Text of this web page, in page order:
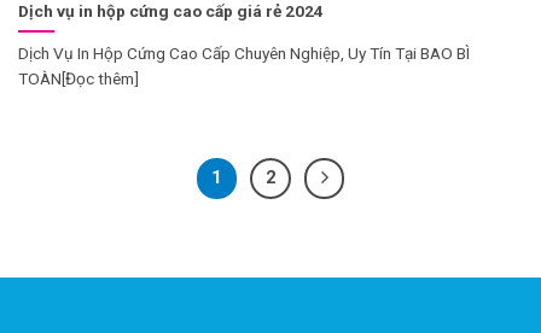
Dịch vụ in hộp cứng cao cấp giá rẻ 2024
Dịch Vụ In Hộp Cứng Cao Cấp Chuyên Nghiệp, Uy Tín Tại BAO BÌ
TOÀN[Đọc thêm]
1 2